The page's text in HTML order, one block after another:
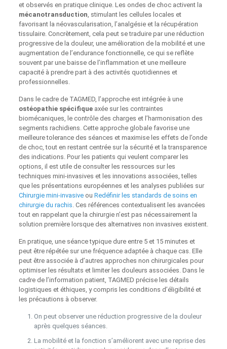
et observés en pratique clinique. Les ondes de choc activent la
mécanotransduction, stimulant les cellules locales et
favorisant la néovascularisation, l’analgésie et la récupération
tissulaire. Concrètement, cela peut se traduire par une réduction
progressive de la douleur, une amélioration de la mobilité et une
augmentation de l’endurance fonctionnelle, ce qui se reflète
souvent par une baisse de l’inflammation et une meilleure
capacité à prendre part à des activités quotidiennes et
professionnelles.
Dans le cadre de TAGMED, l’approche est intégrée à une
ostéopathie spécifiqueaxée sur les contraintes
biomécaniques, le contrôle des charges et l’harmonisation des
segments rachidiens. Cette approche globale favorise une
meilleure tolerance des séances et maximise les effets de l’onde
de choc, tout en restant centrée sur la sécurité et la transparence
des indications. Pour les patients qui veulent comparer les
options, il est utile de consulter les ressources sur les
techniques mini-invasives et les innovations associées, telles
que les présentations européennes et les analyses publiées sur
Chirurgie mini-invasiveou Redéfinir les standards de soins en
chirurgie du rachis. Ces références contextualisent les avancées
tout en rappelant que la chirurgie n’est pas nécessairement la
solution première lorsque des alternatives non invasives existent.
En pratique, une séance typique dure entre 5 et 15 minutes et
peut être répétée sur une fréquence adaptée à chaque cas. Elle
peut être associée à d’autres approches non chirurgicales pour
optimiser les résultats et limiter les douleurs associées. Dans le
cadre de l’information patient, TAGMED précise les détails
logistiques et éthiques, y compris les conditions d’éligibilité et
les précautions à observer.
On peut observer une réduction progressive de la douleur
après quelques séances.
La mobilité et la fonction s’améliorent avec une reprise des